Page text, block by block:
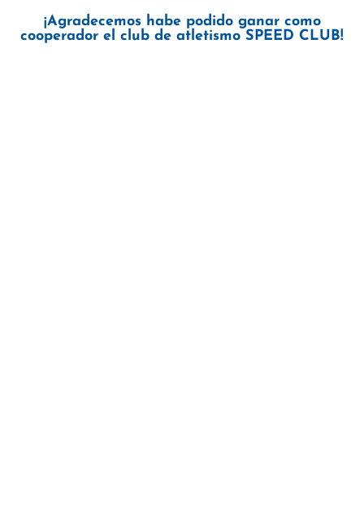
¡Agradecemos habe podido ganar como
cooperador el club de atletismo SPEED CLUB!